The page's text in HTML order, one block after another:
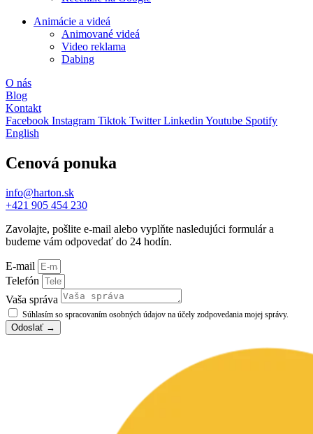
Animácie a videá
Animované videá
Video reklama
Dabing
O nás
Blog
Kontakt
Facebook Instagram Tiktok Twitter Linkedin Youtube Spotify
English
Cenová ponuka
info@harton.sk
+421 905 454 230
Zavolajte, pošlite e-mail alebo vyplňte nasledujúci formulár a
budeme vám odpovedať do 24 hodín.
E-mail
Telefón
Vaša správa
Súhlasím so spracovaním osobných údajov na účely zodpovedania mojej správy.
Odoslať →